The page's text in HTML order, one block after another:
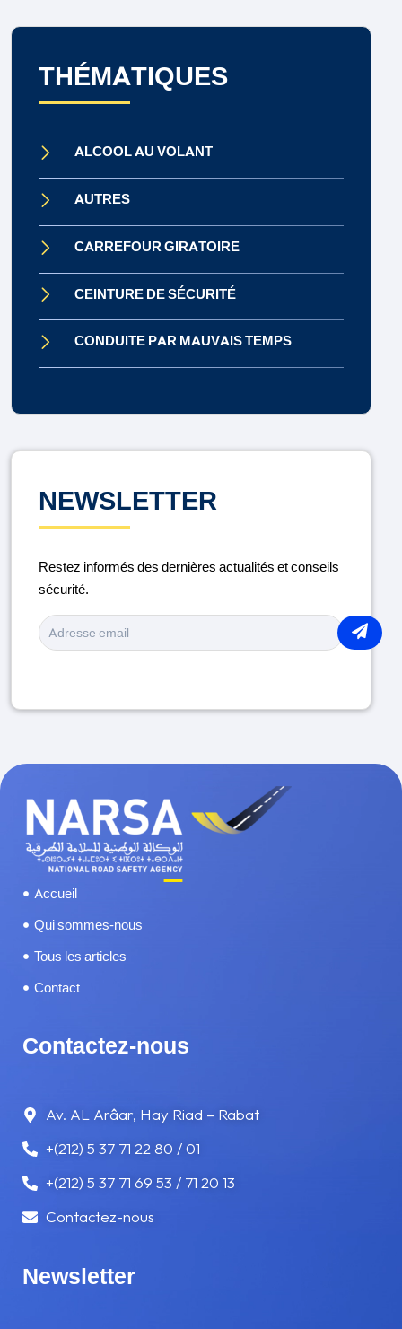
THÉMATIQUES
ALCOOL AU VOLANT
AUTRES
CARREFOUR GIRATOIRE
CEINTURE DE SÉCURITÉ
CONDUITE PAR MAUVAIS TEMPS
ENTRETIEN DU VÉHICULE
MÉDICAMENTS ET CONDUITE
PORT DU CASQUE
RAMADAN
SÉCURITÉ ROUTIÈRE
SOMNOLENCE ET FATIGUE
TRAMWAY
VOYAGE
NEWSLETTER
Restez informés des dernières actualités et conseils
sécurité.
Accueil
Qui sommes-nous
Tous les articles
Contact
Contactez-nous
Av. AL Arâar, Hay Riad – Rabat
+(212) 5 37 71 22 80 / 01
+(212) 5 37 71 69 53 / 71 20 13
Contactez-nous
Newsletter